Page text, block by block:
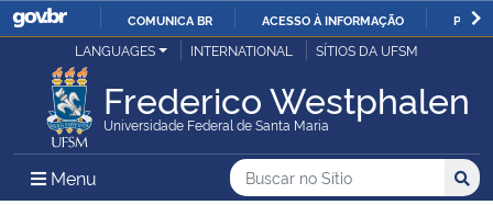
IR
O
COMUNICA BR ACESSO À INFORMAÇÃO
Ministério da Justiça e Segurança Pública
Ministério da Defesa
LANGUAGES INTERNATIONAL SÍTIOS DA UFSM
Frederico Westphalen
Universidade Federal de Santa Maria
Menu Menu Principal do Sítio
Busca
Buscar no no Sítio
Busca: